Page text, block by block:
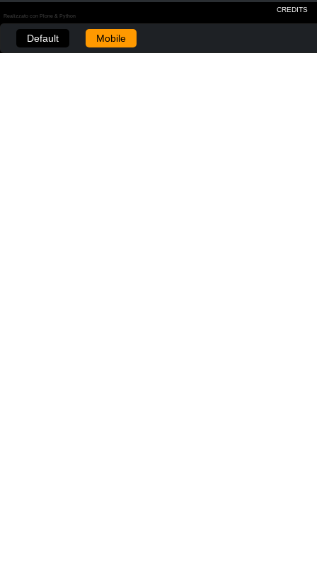
CREDITS
Realizzato con Plone & Python
Default Mobile